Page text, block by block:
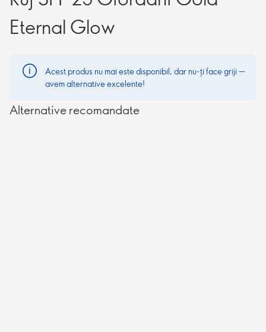
Eternal Glow
Acest produs nu mai este disponibil, dar nu-ți face griji —
avem alternative excelente!
Alternative recomandate